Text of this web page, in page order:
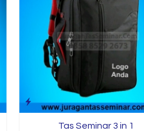
Tas Seminar 3 in 1